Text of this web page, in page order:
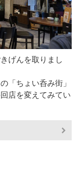
げんを取りまし
「ちょい呑み街」
店を変えてみてい